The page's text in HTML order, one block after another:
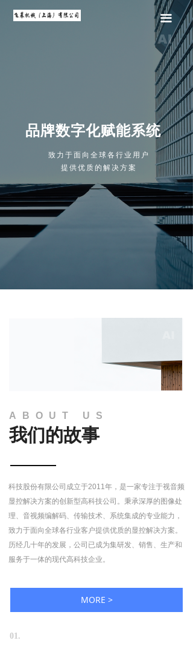
致力于面向全球各行业用户
提供优质的解决方案
品牌数字化赋能系统
끀
ABOUT US
我们的故事
01.
MORE >
科技股份有限公司成立于2011年，是一家专注于视音频
显控解决方案的创新型高科技公司。秉承深厚的图像处
理、音视频编解码、传输技术、系统集成的专业能力，
致力于面向全球各行业客户提供优质的显控解决方案。
历经几十年的发展，公司已成为集研发、销售、生产和
服务于一体的现代高科技企业。